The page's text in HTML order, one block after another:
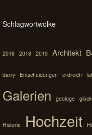
Schlagwortwolke
2016 2018 2019 Architekt
darry Entscheidungen erdreich
Galerien
geologe
Historie Hochzeit